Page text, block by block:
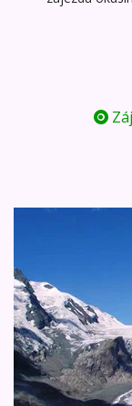
Alpy pro